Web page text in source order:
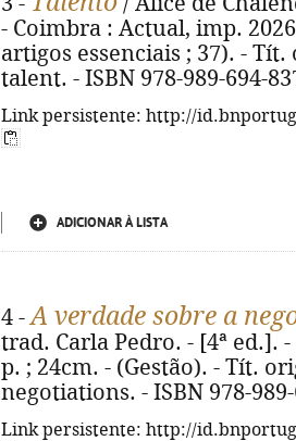
- Coimbra : Actual, imp.
artigos essenciais ; 37). -
talent. - ISBN 978-989-694-
Link persistente: http://
ADICIONAR À LISTA
4 -A verdade sobre a
trad. Carla Pedro. - [4ª ed.].
p. ; 24cm. - (Gestão). - Tít.
negotiations. - ISBN 978-
Link persistente: http://